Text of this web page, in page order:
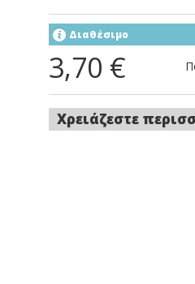
Διαθέσιμο
3,70 €
Χρειάζεστε